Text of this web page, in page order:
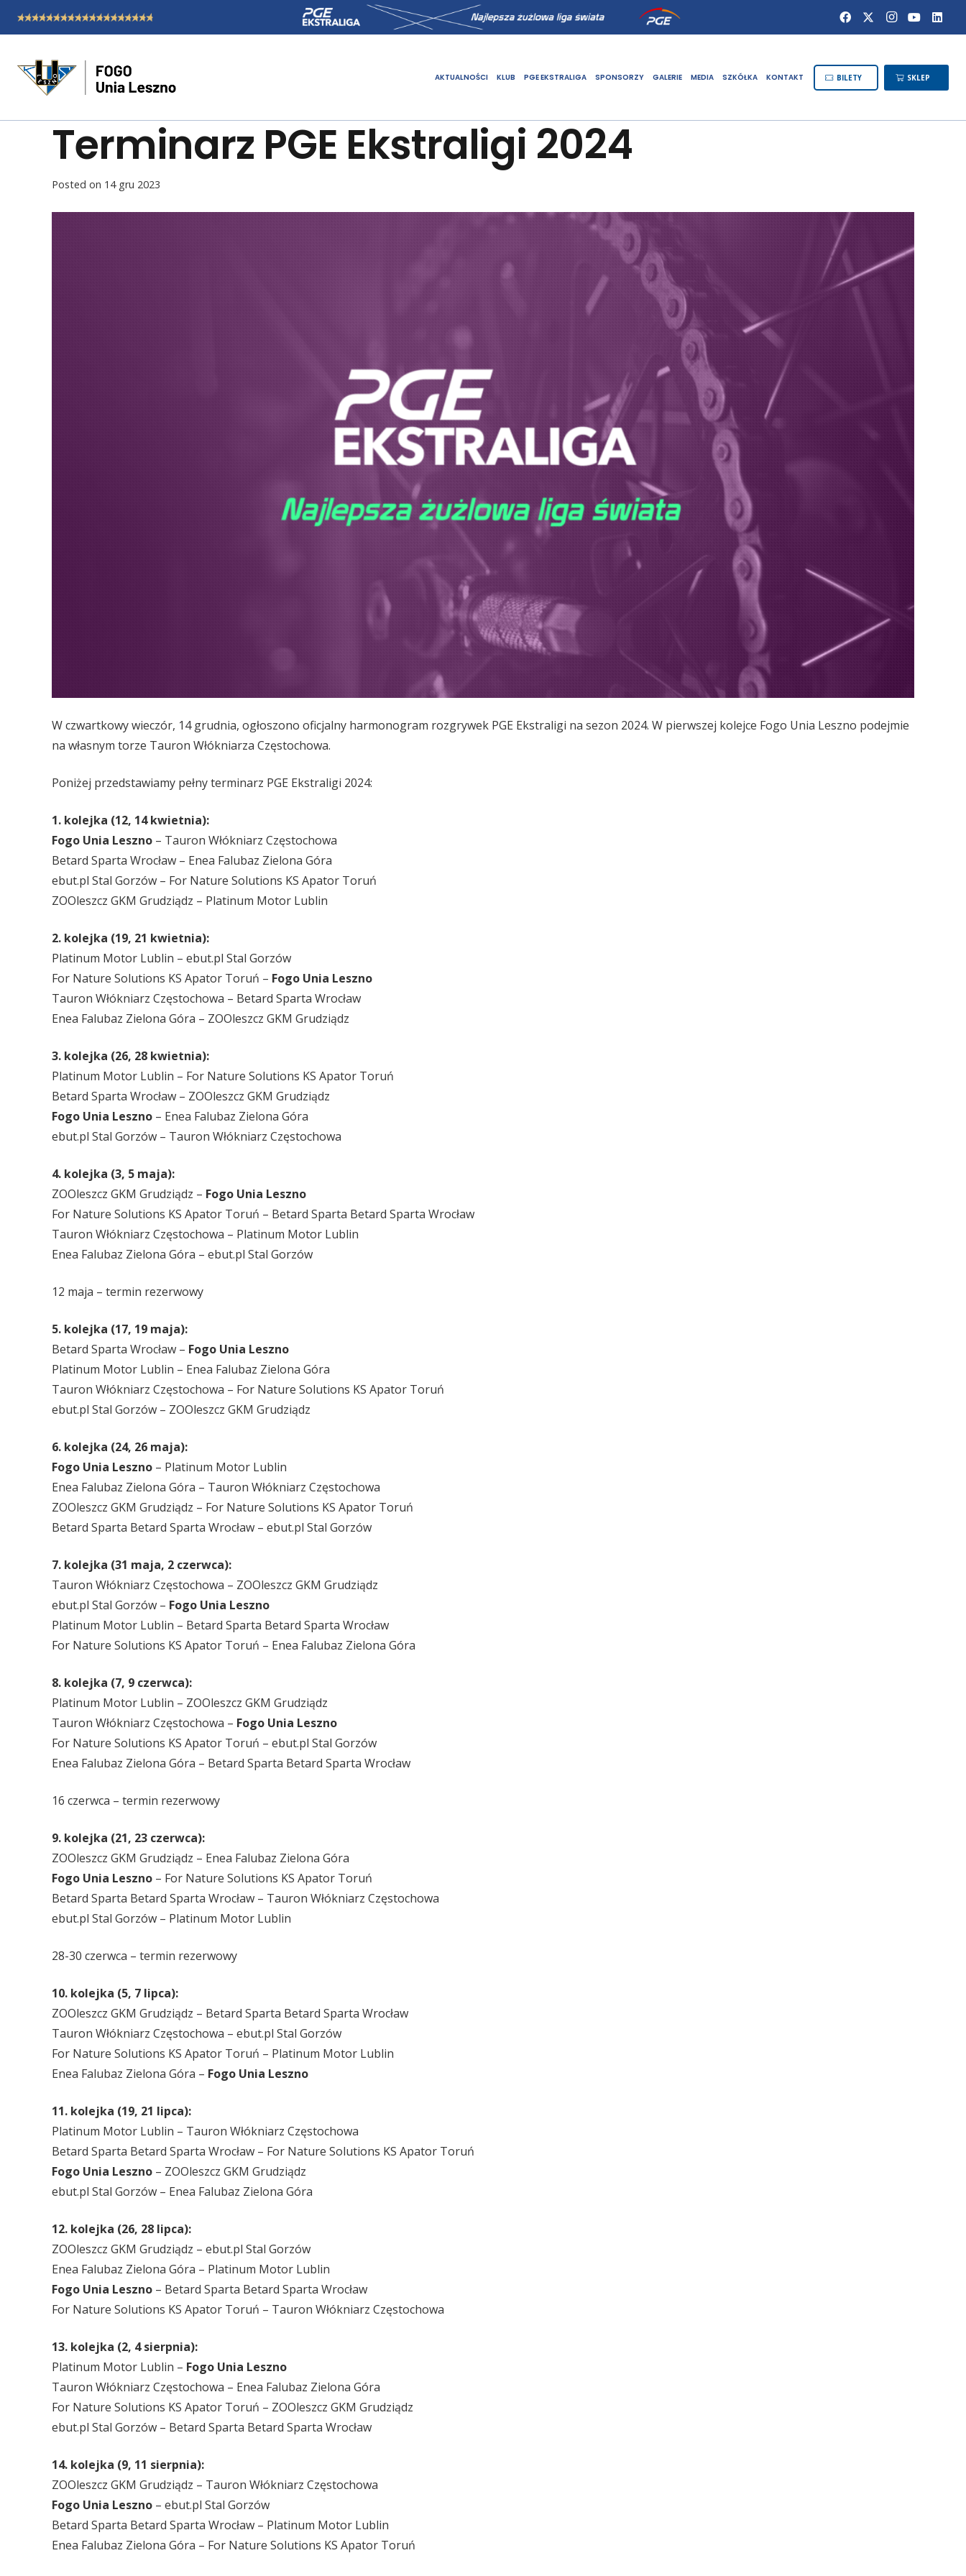
AKTUALNOŚCI KLUB PGE EKSTRALIGA SPONSORZY GALERIE MEDIA SZKÓŁKA KONTAKT BILETY SKLEP
Terminarz PGE Ekstraligi 2024
Posted on 14 gru 2023
W czwartkowy wieczór, 14 grudnia, ogłoszono oficjalny harmonogram rozgrywek PGE Ekstraligi na sezon 2024. W pierwszej kolejce Fogo Unia Leszno podejmie
na własnym torze Tauron Włókniarza Częstochowa.
Poniżej przedstawiamy pełny terminarz PGE Ekstraligi 2024:
1. kolejka (12, 14 kwietnia):
Fogo Unia Leszno – Tauron Włókniarz Częstochowa
Betard Sparta Wrocław – Enea Falubaz Zielona Góra
ebut.pl Stal Gorzów – For Nature Solutions KS Apator Toruń
ZOOleszcz GKM Grudziądz – Platinum Motor Lublin
2. kolejka (19, 21 kwietnia):
Platinum Motor Lublin – ebut.pl Stal Gorzów
For Nature Solutions KS Apator Toruń – Fogo Unia Leszno
Tauron Włókniarz Częstochowa – Betard Sparta Wrocław
Enea Falubaz Zielona Góra – ZOOleszcz GKM Grudziądz
3. kolejka (26, 28 kwietnia):
Platinum Motor Lublin – For Nature Solutions KS Apator Toruń
Betard Sparta Wrocław – ZOOleszcz GKM Grudziądz
Fogo Unia Leszno – Enea Falubaz Zielona Góra
ebut.pl Stal Gorzów – Tauron Włókniarz Częstochowa
4. kolejka (3, 5 maja):
ZOOleszcz GKM Grudziądz – Fogo Unia Leszno
For Nature Solutions KS Apator Toruń – Betard Sparta Betard Sparta Wrocław
Tauron Włókniarz Częstochowa – Platinum Motor Lublin
Enea Falubaz Zielona Góra – ebut.pl Stal Gorzów
12 maja – termin rezerwowy
5. kolejka (17, 19 maja):
Betard Sparta Wrocław – Fogo Unia Leszno
Platinum Motor Lublin – Enea Falubaz Zielona Góra
Tauron Włókniarz Częstochowa – For Nature Solutions KS Apator Toruń
ebut.pl Stal Gorzów – ZOOleszcz GKM Grudziądz
6. kolejka (24, 26 maja):
Fogo Unia Leszno – Platinum Motor Lublin
Enea Falubaz Zielona Góra – Tauron Włókniarz Częstochowa
ZOOleszcz GKM Grudziądz – For Nature Solutions KS Apator Toruń
Betard Sparta Betard Sparta Wrocław – ebut.pl Stal Gorzów
7. kolejka (31 maja, 2 czerwca):
Tauron Włókniarz Częstochowa – ZOOleszcz GKM Grudziądz
ebut.pl Stal Gorzów – Fogo Unia Leszno
Platinum Motor Lublin – Betard Sparta Betard Sparta Wrocław
For Nature Solutions KS Apator Toruń – Enea Falubaz Zielona Góra
8. kolejka (7, 9 czerwca):
Platinum Motor Lublin – ZOOleszcz GKM Grudziądz
Tauron Włókniarz Częstochowa – Fogo Unia Leszno
For Nature Solutions KS Apator Toruń – ebut.pl Stal Gorzów
Enea Falubaz Zielona Góra – Betard Sparta Betard Sparta Wrocław
16 czerwca – termin rezerwowy
9. kolejka (21, 23 czerwca):
ZOOleszcz GKM Grudziądz – Enea Falubaz Zielona Góra
Fogo Unia Leszno – For Nature Solutions KS Apator Toruń
Betard Sparta Betard Sparta Wrocław – Tauron Włókniarz Częstochowa
ebut.pl Stal Gorzów – Platinum Motor Lublin
28-30 czerwca – termin rezerwowy
10. kolejka (5, 7 lipca):
ZOOleszcz GKM Grudziądz – Betard Sparta Betard Sparta Wrocław
Tauron Włókniarz Częstochowa – ebut.pl Stal Gorzów
For Nature Solutions KS Apator Toruń – Platinum Motor Lublin
Enea Falubaz Zielona Góra – Fogo Unia Leszno
11. kolejka (19, 21 lipca):
Platinum Motor Lublin – Tauron Włókniarz Częstochowa
Betard Sparta Betard Sparta Wrocław – For Nature Solutions KS Apator Toruń
Fogo Unia Leszno – ZOOleszcz GKM Grudziądz
ebut.pl Stal Gorzów – Enea Falubaz Zielona Góra
12. kolejka (26, 28 lipca):
ZOOleszcz GKM Grudziądz – ebut.pl Stal Gorzów
Enea Falubaz Zielona Góra – Platinum Motor Lublin
Fogo Unia Leszno – Betard Sparta Betard Sparta Wrocław
For Nature Solutions KS Apator Toruń – Tauron Włókniarz Częstochowa
13. kolejka (2, 4 sierpnia):
Platinum Motor Lublin – Fogo Unia Leszno
Tauron Włókniarz Częstochowa – Enea Falubaz Zielona Góra
For Nature Solutions KS Apator Toruń – ZOOleszcz GKM Grudziądz
ebut.pl Stal Gorzów – Betard Sparta Betard Sparta Wrocław
14. kolejka (9, 11 sierpnia):
ZOOleszcz GKM Grudziądz – Tauron Włókniarz Częstochowa
Fogo Unia Leszno – ebut.pl Stal Gorzów
Betard Sparta Betard Sparta Wrocław – Platinum Motor Lublin
Enea Falubaz Zielona Góra – For Nature Solutions KS Apator Toruń